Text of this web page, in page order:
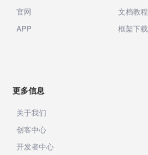
官网
APP
文档教程
框架下载
更多信息
关于我们
创客中心
开发者中心